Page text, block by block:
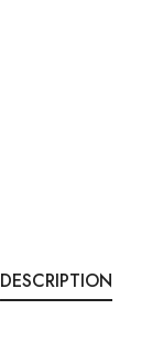
DESCRIPTION